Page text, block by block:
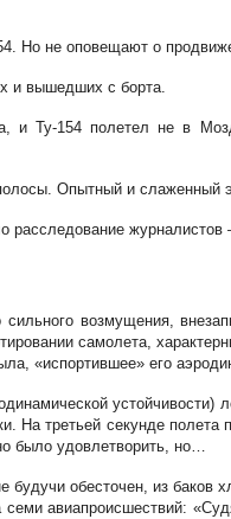
Но не оповещают о
и вышедших с борта.
и Ту-154 полетел не в
Опытный и слаженный
возмущения,
самолета,
«испортившее» его
На третьей секунде
было удовлетворить, но…
обесточен, из
авиапроисшествий: